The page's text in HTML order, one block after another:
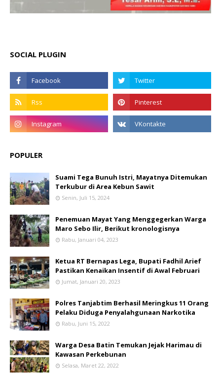
SOCIAL PLUGIN
POPULER
Suami Tega Bunuh Istri, Mayatnya Ditemukan
Terkubur di Area Kebun Sawit
Senin, Juli 15, 2024
Penemuan Mayat Yang Menggegerkan Warga
Maro Sebo Ilir, Berikut kronologisnya
Rabu, Januari 04, 2023
Ketua RT Bernapas Lega, Bupati Fadhil Arief
Pastikan Kenaikan Insentif di Awal Februari
Jumat, Januari 20, 2023
Polres Tanjabtim Berhasil Meringkus 11 Orang
Pelaku Diduga Penyalahgunaan Narkotika
Rabu, Juni 15, 2022
Warga Desa Batin Temukan Jejak Harimau di
Kawasan Perkebunan
Selasa, Maret 22, 2022